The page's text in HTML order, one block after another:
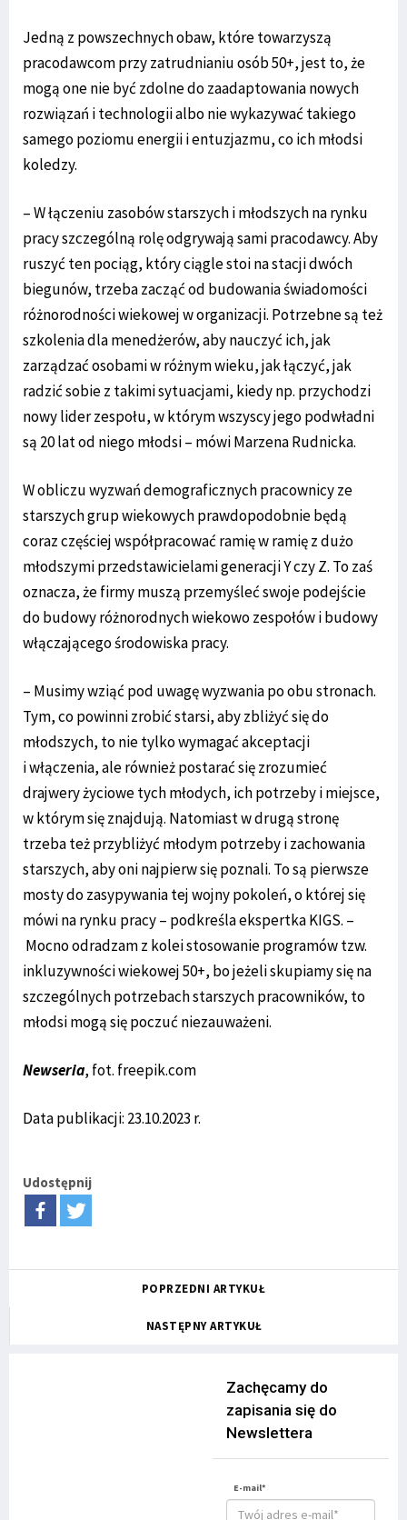
Jedną z powszechnych obaw, które towarzyszą
pracodawcom przy zatrudnianiu osób 50+, jest to, że
mogą one nie być zdolne do zaadaptowania nowych
rozwiązań i technologii albo nie wykazywać takiego
samego poziomu energii i entuzjazmu, co ich młodsi
koledzy.
– W łączeniu zasobów starszych i młodszych na rynku
pracy szczególną rolę odgrywają sami pracodawcy. Aby
ruszyć ten pociąg, który ciągle stoi na stacji dwóch
biegunów, trzeba zacząć od budowania świadomości
różnorodności wiekowej w organizacji. Potrzebne są też
szkolenia dla menedżerów, aby nauczyć ich, jak
zarządzać osobami w różnym wieku, jak łączyć, jak
radzić sobie z takimi sytuacjami, kiedy np. przychodzi
nowy lider zespołu, w którym wszyscy jego podwładni
są 20 lat od niego młodsi – mówi Marzena Rudnicka.
W obliczu wyzwań demograficznych pracownicy ze
starszych grup wiekowych prawdopodobnie będą
coraz częściej współpracować ramię w ramię z dużo
młodszymi przedstawicielami generacji Y czy Z. To zaś
oznacza, że firmy muszą przemyśleć swoje podejście
do budowy różnorodnych wiekowo zespołów i budowy
włączającego środowiska pracy.
– Musimy wziąć pod uwagę wyzwania po obu stronach.
Tym, co powinni zrobić starsi, aby zbliżyć się do
młodszych, to nie tylko wymagać akceptacji
i włączenia, ale również postarać się zrozumieć
drajwery życiowe tych młodych, ich potrzeby i miejsce,
w którym się znajdują. Natomiast w drugą stronę
trzeba też przybliżyć młodym potrzeby i zachowania
starszych, aby oni najpierw się poznali. To są pierwsze
mosty do zasypywania tej wojny pokoleń, o której się
mówi na rynku pracy – podkreśla ekspertka KIGS. –
Mocno odradzam z kolei stosowanie programów tzw.
inkluzywności wiekowej 50+, bo jeżeli skupiamy się na
szczególnych potrzebach starszych pracowników, to
młodsi mogą się poczuć niezauważeni.
Newseria, fot. freepik.com
Data publikacji: 23.10.2023 r.
Udostępnij
POPRZEDNI ARTYKUŁ
NASTĘPNY ARTYKUŁ
Zachęcamy do
zapisania się do
Newslettera
E-mail*